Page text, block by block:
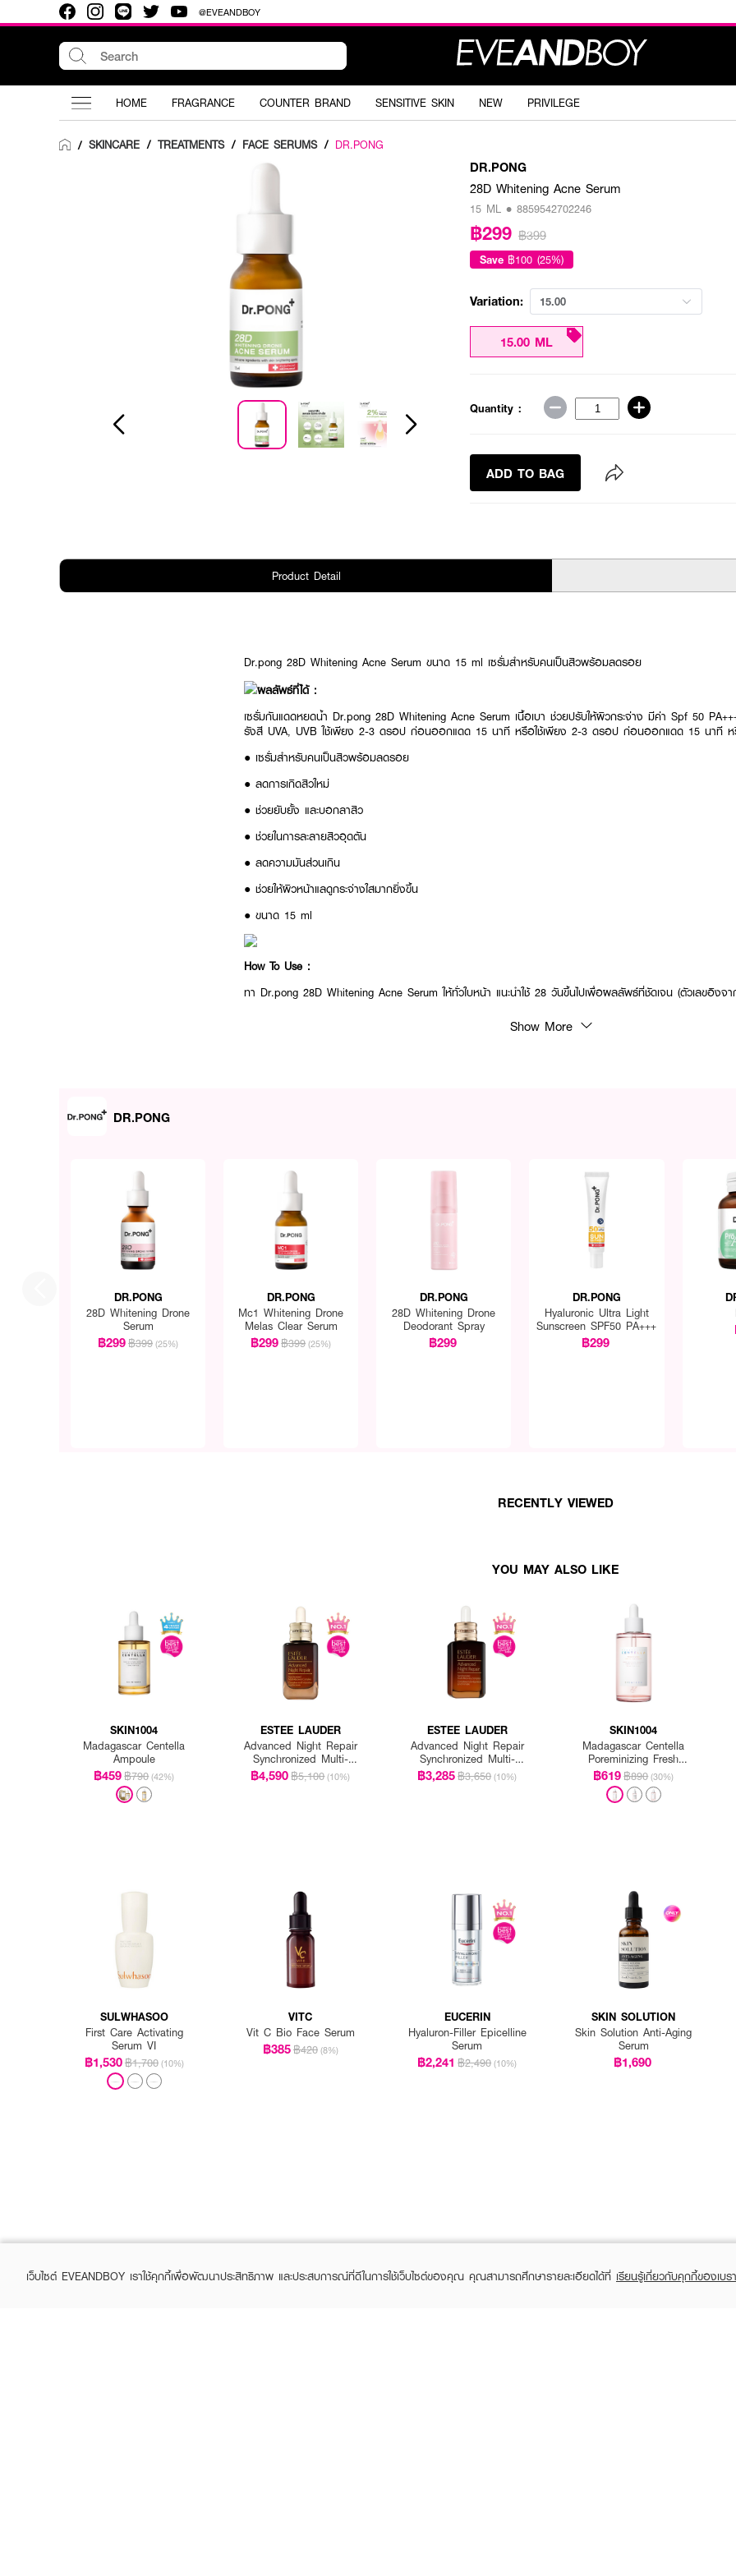
@EVEANDBOY
HOME FRAGRANCE COUNTER BRAND SENSITIVE SKIN NEW PRIVILEGE
/ SKINCARE / TREATMENTS / FACE SERUMS / DR.PONG
DR.PONG
28D Whitening Acne Serum
15 ML • 8859542702246
฿299 ฿399
Save ฿100 (25%)
Variation: 15.00
15.00 ML
Quantity :
ADD TO BAG
Product Detail
Dr.pong 28D Whitening Acne Serum ขนาด 15 ml เซรั่มสำหรับคนเป็นสิวพร้อมลดรอย
ผลลัพธ์ที่ได้ :
เซรั่มกันแดดหยดน้ำ Dr.pong 28D Whitening Acne Serum เนื้อเบา ช่วยปรับให้ผิวกระจ่าง มีค่า Spf 50
รังสี UVA, UVB ใช้เพียง 2-3 ดรอป ก่อนออกแดด 15 นาที หรือใช้เพียง 2-3 ดรอป ก่อนออกแดด 15 นาที หรื
● เซรั่มสำหรับคนเป็นสิวพร้อมลดรอย
● ลดการเกิดสิวใหม่
● ช่วยยับยั้ง และบอกลาสิว
● ช่วยในการละลายสิวอุดตัน
● ลดความมันส่วนเกิน
● ช่วยให้ผิวหน้าแลดูกระจ่างใสมากยิ่งขึ้น
● ขนาด 15 ml
How To Use :
ทา Dr.pong 28D Whitening Acne Serumให้ทั่วใบหน้า แนะนำใช้ 28 วันขึ้นไปเพื่อผลลัพธ์ที่ชัดเจน (ตัวเลขอิงจ
Show More
DR.PONG
DR.PONG
28D Whitening Drone
Serum
฿299฿399 (25%)
DR.PONG
Mc1 Whitening Drone
Melas Clear Serum
฿299฿399 (25%)
DR.PONG
28D Whitening Drone
Deodorant Spray
฿299
DR.PONG
Hyaluronic Ultra Light
Sunscreen SPF50 PA+++
฿299
RECENTLY VIEWED
YOU MAY ALSO LIKE
SKIN1004
Madagascar Centella
Ampoule
฿459฿790 (42%)
ESTEE LAUDER
Advanced Night Repair
Synchronized Multi-
Recovery Complex
฿4,590฿5,100 (10%)
ESTEE LAUDER
Advanced Night Repair
Synchronized Multi-
Recovery Complex
฿3,285฿3,650 (10%)
SKIN1004
Madagascar Centella
Poreminizing Fresh
Ampoule
฿619฿890 (30%)
SULWHASOO
First Care Activating
Serum VI
฿1,530฿1,700 (10%)
VITC
Vit C Bio Face Serum
฿385฿420 (8%)
EUCERIN
Hyaluron-Filler Epicelline
Serum
฿2,241 ฿2,490 (10%)
SKIN SOLUTION
Skin Solution Anti-Aging
Serum
฿1,690
เว็บไซต์ EVEANDBOY เราใช้คุกกี้เพื่อพัฒนาประสิทธิภาพ และประสบการณ์ที่ดีในการใช้เว็บไซต์ของคุณ คุณสามารถศึกษารายละเอียดได้ที่ เรียนรู้เกี่ยวกับคุกกี้ของเบร